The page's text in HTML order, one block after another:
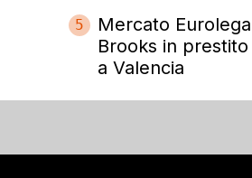
5
Mercato
Brooks in prestito
a Valencia